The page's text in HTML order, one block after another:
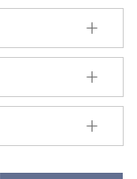
더
기